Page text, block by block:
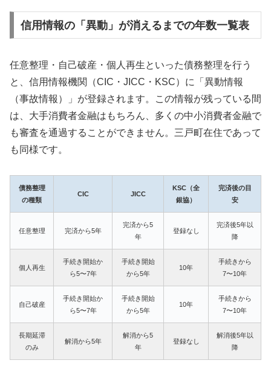
信用情報の「異動」が消えるまでの年数一覧表
任意整理・自己破産・個人再生といった債務整理を行う
と、信用情報機関（CIC・JICC・KSC）に「異動情報
（事故情報）」が登録されます。この情報が残っている間
は、大手消費者金融はもちろん、多くの中小消費者金融で
も審査を通過することができません。三戸町在住であって
も同様です。
債務整理
の種類
CIC JICC
KSC（全
銀協）
完済後の目
安
任意整理 完済から5年
完済から5
年
登録なし
完済後5年以
降
個人再生
手続き開始か
ら5〜7年
手続き開始
から5年
10年
手続きから
7〜10年
自己破産
手続き開始か
ら5〜7年
手続き開始
から5年
10年
手続きから
7〜10年
長期延滞
のみ
解消から5年
解消から5
年
登録なし
解消後5年以
降